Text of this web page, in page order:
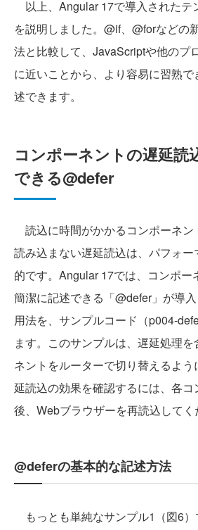
以上、Angular 17で導入されたテ
を説明しました。@if、@forなどの
法と比較して、JavaScriptや他のプ
に近いことから、より容易に習熟
述できます。
コンポーネントの遅延読
できる@defer
読込に時間がかかるコンポーネン
読み込まない遅延読込は、パフォ
的です。Angular 17では、コンポー
簡潔に記述できる「@defer」が導
用法を、サンプルコード（p004-
ます。このサンプルは、遅延処理
ネントをルーターで切り替えるよ
延読込の効果を確認するには、各
後、Webブラウザーを再読込してく
@deferの基本的な記述方法
もっとも単純なサンプル1（図6